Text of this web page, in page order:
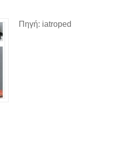
Πηγή: iatroped